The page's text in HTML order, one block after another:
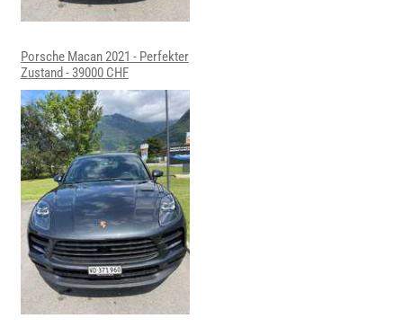
Porsche Macan 2021 - Perfekter
Zustand - 39000 CHF